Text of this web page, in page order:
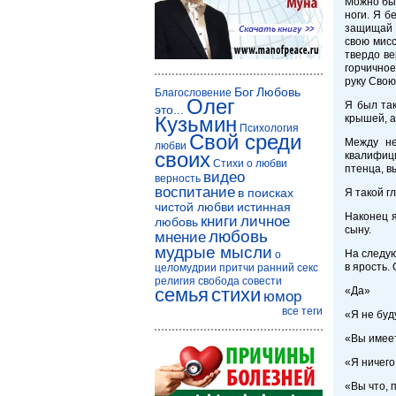
ноги. Я
защищай
свою
твердо
руку
Я был
крышей,
Между
птенца,
Я такой
Наконец
сыну.
На
в ярость.
«Да»
«Я не
«Вы
«Я
«Вы что,
Благословение БогЛюбовь
это...
Олег
Кузьмин Психология
любви Свой среди
своих Стихи о любви
верность видео
воспитание в поисках
чистой любви истинная
любовь книги личное
мнениелюбовь
мудрые мысли о
целомудрии притчи ранний секс
религия свобода совести
семья стихи юмор
все теги